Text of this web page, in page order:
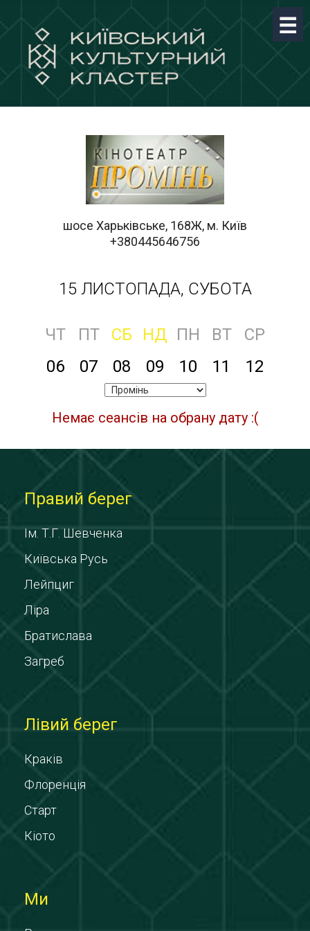
шосе Харьківське, 168Ж, м. Київ
+380445646756
15 ЛИСТОПАДА, СУБОТА
ЧТ ПТ СБ НД ПН ВТ
СР
06
07 08 09 10 11 12
Немає сеансів на обрану дату :(
Правий берег
Ім. Т.Г. Шевченка
Київська Русь
Лейпциг
Ліра
Братислава
Загреб
Лівий берег
Краків
Флоренція
Старт
Кіото
Ми